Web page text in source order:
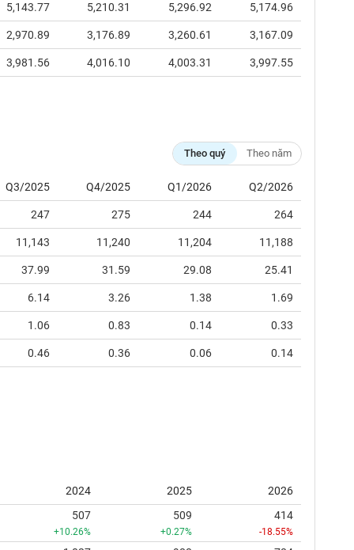
5,143.77 5,210.31 5,296.92 5,174.96
2,970.89 3,176.89 3,260.61 3,167.09
3,981.56 4,016.10 4,003.31 3,997.55
Theo quý Theo năm
Q3/2025 Q4/2025 Q1/2026 Q2/2026
247 275 244 264
11,143 11,240 11,204 11,188
37.99 31.59 29.08 25.41
6.14 3.26 1.38 1.69
1.06 0.83 0.14 0.33
0.46 0.36 0.06 0.14
2024 2025
2026
507
+10.26%
509
+0.27%
414
-18.55%